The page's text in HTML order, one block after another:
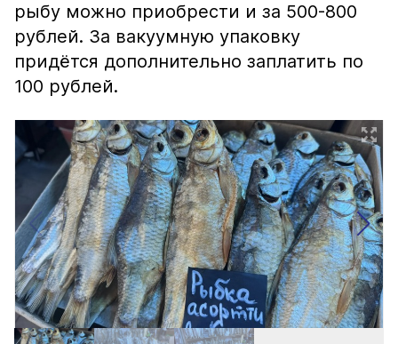
рыбу можно приобрести и за 500-800
рублей. За вакуумную упаковку
придётся дополнительно заплатить по
100 рублей.